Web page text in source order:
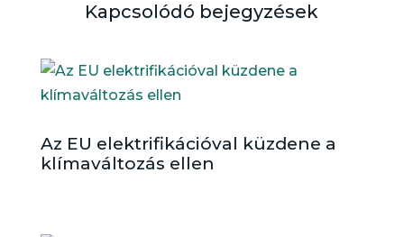
Kapcsolódó bejegyzések
Az EU elektrifikációval küzdene a
klímaváltozás ellen